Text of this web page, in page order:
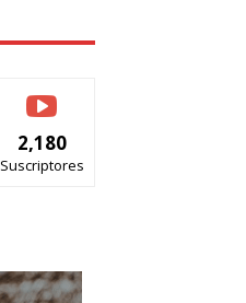
2,180
Suscriptores